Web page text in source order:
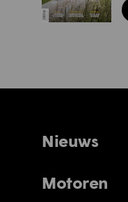
Nieuws
Motoren